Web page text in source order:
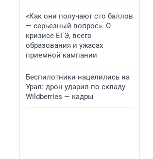
«Как они получают сто баллов
— серьезный вопрос». О
кризисе ЕГЭ, всего
образования и ужасах
приемной кампании
Беспилотники нацелились на
Урал: дрон ударил по складу
Wildberries — кадры